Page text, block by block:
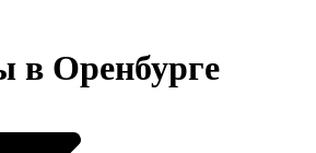
в Оренбурге